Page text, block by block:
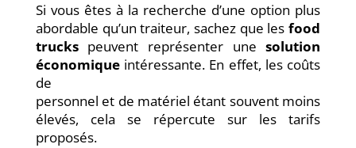
Si vous êtes à la recherche d’une option plus
abordable qu’un traiteur, sachez que lesfood
truckspeuvent représenter unesolution
économiqueintéressante. En effet, les coûts
de
personnel et de matériel étant souvent moins
élevés, cela se répercute sur les tarifs
proposés.